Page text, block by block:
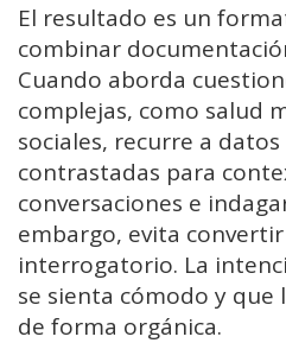
El resultado es un
combinar
Cuando aborda
complejas, como salud
sociales, recurre a
contrastadas para
conversaciones e
embargo, evita
interrogatorio. La
se sienta cómodo y que
de forma orgánica.